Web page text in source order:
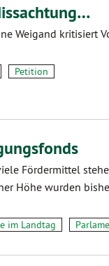
Weigand kritisiert
Petition
Fördermittel
Höhe wurden
im Landtag